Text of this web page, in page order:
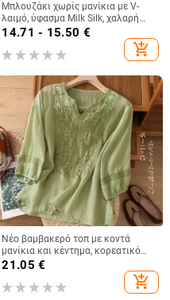
Μπλουζάκι χωρίς μανίκια με V-
λαιμό, ύφασμα Milk Silk, χαλαρή
γραμμή, καλοκαίρι 2024
14.71 - 15.50 €
add_shopping_cart
Νέο βαμβακερό τοπ με κοντά
μανίκια και κέντημα, κορεατικό
στυλ, πουλόβερ, γυναικείο
21.05 €
add_shopping_cart